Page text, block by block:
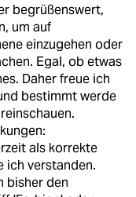
begrüßenswert,
um auf
einzugehen oder
Egal, ob etwas
Daher freue ich
bestimmt werde
als korrekte
ich verstanden.
bisher den